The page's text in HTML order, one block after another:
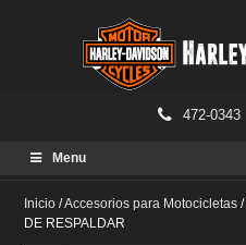
472-0343
Menu
Inicio /Accesorios para Motocicletas /
DE RESPALDAR